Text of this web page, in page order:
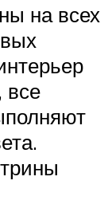
на всех
все